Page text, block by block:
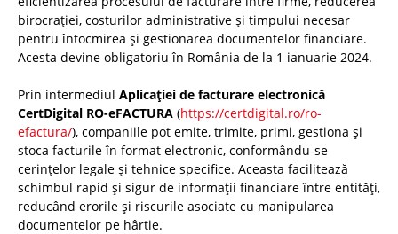
birocrației, costurilor administrative și timpului necesar
pentru întocmirea și gestionarea documentelor financiare.
Acesta devine obligatoriu în România de la 1 ianuarie 2024.
Prin intermediul Aplicației de facturare electronică
CertDigital RO-eFACTURA (https://certdigital.ro/ro-
efactura/), companiile pot emite, trimite, primi, gestiona și
stoca facturile în format electronic, conformându-se
cerințelor legale și tehnice specifice. Aceasta facilitează
schimbul rapid și sigur de informații financiare între entități,
reducând erorile și riscurile asociate cu manipularea
documentelor pe hârtie.